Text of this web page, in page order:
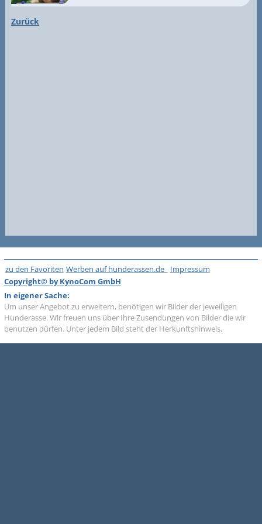
Zurück
zu den Favoriten Werben auf hunderassen.de
Impressum
Copyright© by KynoCom GmbH
In eigener Sache:
Um unser Angebot zu erweitern, benötigen wir Bilder der jeweiligen
Hunderasse. Wir freuen uns über Ihre Zusendungen von Bilder die wir
benutzen dürfen. Unter jedem Bild steht der Herkunftshinweis.